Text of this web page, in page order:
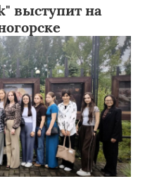
выступит на